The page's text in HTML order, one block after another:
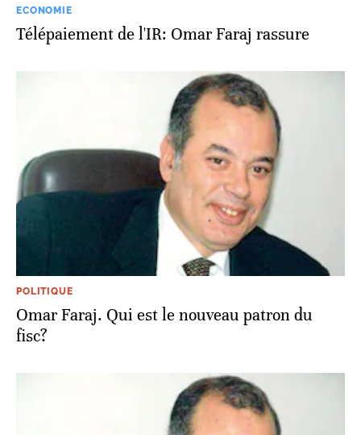
ECONOMIE
Télépaiement de l'IR: Omar Faraj rassure
POLITIQUE
Omar Faraj. Qui est le nouveau patron du
fisc?